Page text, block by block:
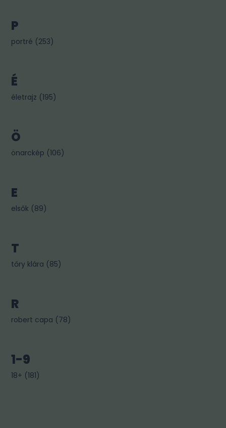
P
portré (253)
É
életrajz (195)
Ö
önarckép (106)
E
elsők (89)
T
tőry klára (85)
R
robert capa (78)
1-9
18+ (181)